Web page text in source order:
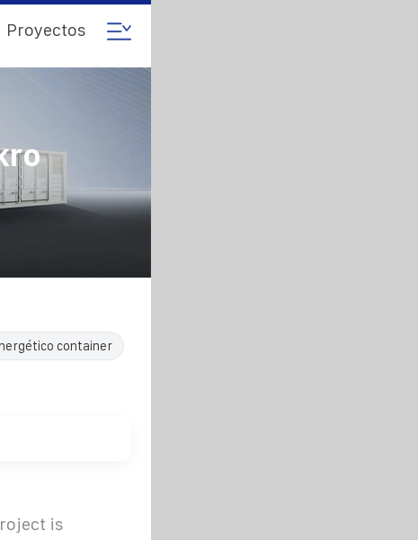
Proyectos
container
is